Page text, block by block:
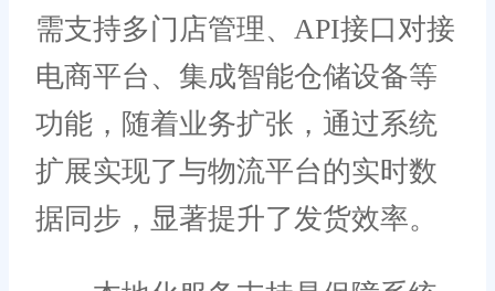
需支持多门店管理、API接口对接
电商平台、集成智能仓储设备等
功能，随着业务扩张，通过系统
扩展实现了与物流平台的实时数
据同步，显著提升了发货效率。